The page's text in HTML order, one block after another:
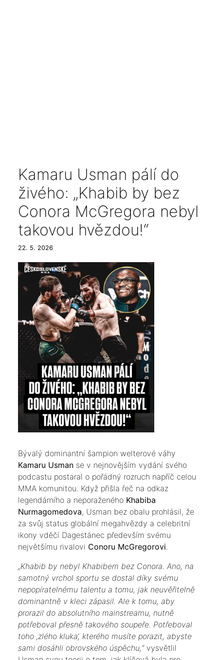
Kamaru Usman pálí do
živého: „Khabib by bez
Conora McGregora nebyl
takovou hvězdou!“
22. 5. 2026
​Bývalý dominantní šampion welterové váhy
Kamaru Usman se v nejnovějším vydání svého
podcastu postaral o pořádný rozruch napříč celou
MMA komunitou. Když přišla řeč na odkaz
legendárního a neporaženého Khabiba
Nurmagomedova, Usman bez obalu prohlásil, že
za svůj status globální megahvězdy a celebritní
ikony vděčí Dagestánec především svému
největšímu rivalovi Conoru McGregorovi.
​„Khabib by nebyl Khabibem bez Conora. Ano, na
samotný vrchol sportu se dostal díky svému
nepopíratelnému talentu a tomu, jak neuvěřitelně
dominantně v kleci zápasil. Ale k tomu, aby
prorazil do absolutního mainstreamu, nutně
potřeboval přesně takového soupeře. Potřeboval
toho ‚zlého kluka‘, kterého musíte porazit, abyste
sami dosáhli obrovského úspěchu,“vysvětlil